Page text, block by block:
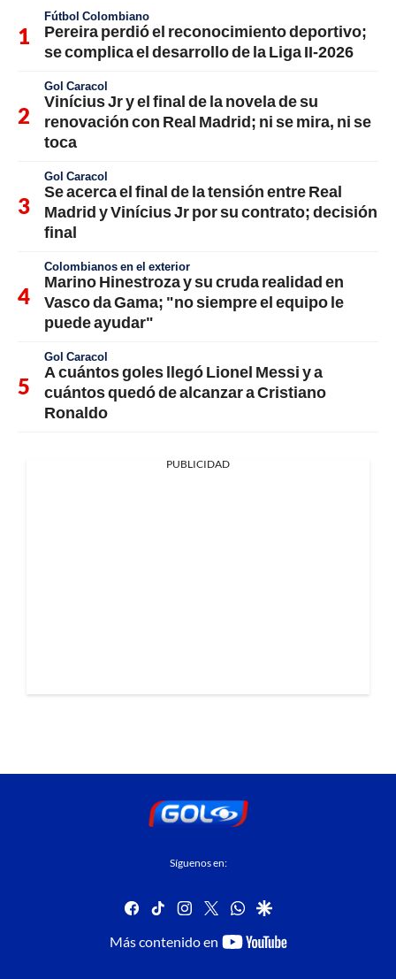
Fútbol Colombiano
Pereira perdió el reconocimiento deportivo;
se complica el desarrollo de la Liga II-2026
Gol Caracol
Vinícius Jr y el final de la novela de su
renovación con Real Madrid; ni se mira, ni se
toca
Gol Caracol
Se acerca el final de la tensión entre Real
Madrid y Vinícius Jr por su contrato; decisión
final
Colombianos en el exterior
Marino Hinestroza y su cruda realidad en
Vasco da Gama; "no siempre el equipo le
puede ayudar"
Gol Caracol
A cuántos goles llegó Lionel Messi y a
cuántos quedó de alcanzar a Cristiano
Ronaldo
PUBLICIDAD
Síguenos en:
facebook
tiktok instagram
twitterwhatsapp
google
Más contenido en
youtube-